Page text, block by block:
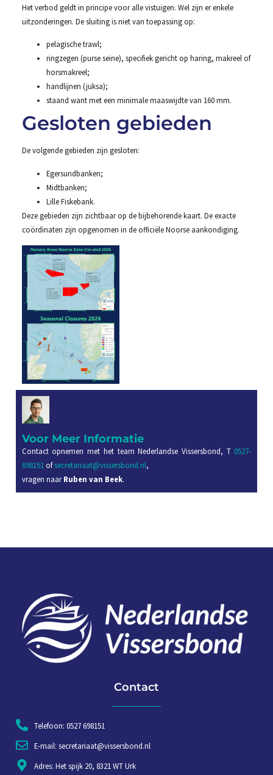
Het verbod geldt in principe voor alle vistuigen. Wel zijn er enkele
uitzonderingen. De sluiting is niet van toepassing op:
pelagische trawl;
ringzegen (purse seine), specifiek gericht op haring, makreel of
horsmakreel;
handlijnen (juksa);
staand want met een minimale maaswijdte van 160 mm.
Gesloten gebieden
De volgende gebieden zijn gesloten:
Egersundbanken;
Midtbanken;
Lille Fiskebank.
Deze gebieden zijn zichtbaar op de bijbehorende kaart. De exacte
coördinaten zijn opgenomen in de officiële Noorse aankondiging.
Voor Meer Informatie
Contact opnemen met het team Nederlandse Vissersbond, T 0527-
698151 ofsecretariaat@vissersbond.nl,
vragen naarRuben van Beek.
Contact
Telefoon: 0527 698151
E-mail: secretariaat@vissersbond.nl
Adres: Het spijk 20, 8321 WT Urk